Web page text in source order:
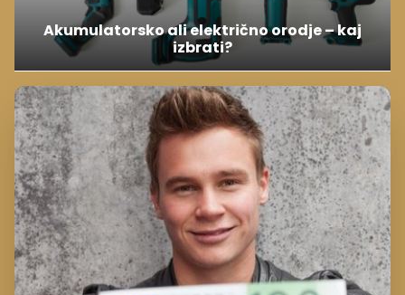
Akumulatorsko ali električno orodje – kaj
izbrati?